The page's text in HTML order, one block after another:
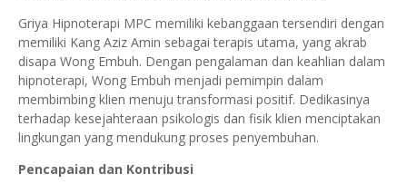
Griya Hipnoterapi MPC memiliki kebanggaan tersendiri dengan
memiliki Kang Aziz Amin sebagai terapis utama, yang akrab
disapa Wong Embuh. Dengan pengalaman dan keahlian dalam
hipnoterapi, Wong Embuh menjadi pemimpin dalam
membimbing klien menuju transformasi positif. Dedikasinya
terhadap kesejahteraan psikologis dan fisik klien menciptakan
lingkungan yang mendukung proses penyembuhan.
Pencapaian dan Kontribusi